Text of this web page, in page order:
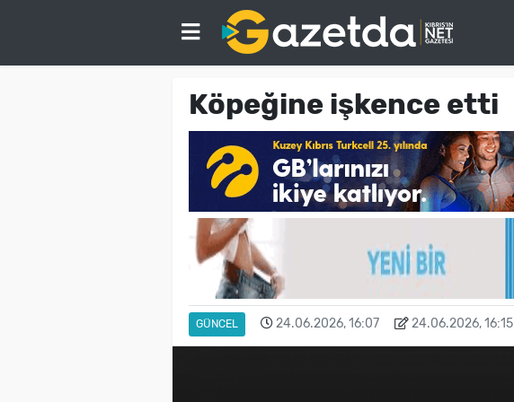
Köpeğine işkence etti
GÜNCEL 24.06.2026, 16:07 24.06.2026, 16:15